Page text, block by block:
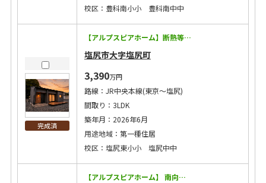
校区：豊科南小小 豊科南中中
完成済
【アルプスピアホーム】断熱等級5！太陽光7.28kW搭載の経済効果で月々7万円台に！ ◇耐震等級3に加えて制震装置マモリー搭載！地震に強い！ ◇キッチン・トイレ・バスなどの住宅設備15年保証！ ◇太陽光発電搭載で将来コストにも配慮 ◇エアコン2台・カーテン・照明・網戸付き！ ◇洗濯給水にウルトラファインバブル設置！ 【この物件のPoint！】 ◇ワンフロアで生活が完結するので日々の暮らしやすさが違います！ ◇キッチン裏にある広々としたランドリールームは使い勝手◎！家事が効率的！ ◇カーポート2台分！ ◇コンビニ徒歩1分！便利な立地
塩尻市大字塩尻町
3,390万円
路線：JR中央本線(東京～塩尻)
間取り：3LDK
築年月：2026年6月
用途地域：第一種住居
校区：塩尻東小小 塩尻中中
【アルプスピアホーム】 南向きLDK！毎日見学予約受付中！長野で暮らすためのお家を体感ください！ ◇耐震等級3に加えて制震装置マモリー搭載！地震に強い！ ◇キッチン・トイレ・バスなどの住宅設備15年保証！ ◇太陽光発電搭載で将来コストにも配慮 ◇エアコン2台・カーテン・照明・網戸付き！ ◇洗濯給水にウルトラファインバブル設置！ 【この物件のPoint！】 ◇主寝室には3.0帖のウォークインクローゼット ◇カウンターデスクもありPC作業等に便利！ ◇桔梗小学校近く子育て世代に嬉しい立地！ ◇コンビニ徒歩４分!